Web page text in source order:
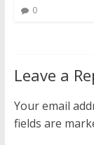
0
Leave a
Your email
fields are